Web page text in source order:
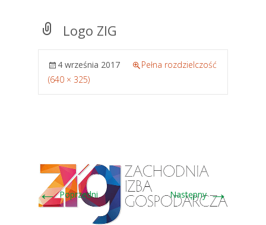
Logo ZIG
4 września 2017
Pełna rozdzielczość
(640 × 325)
←Poprzedni Następny→